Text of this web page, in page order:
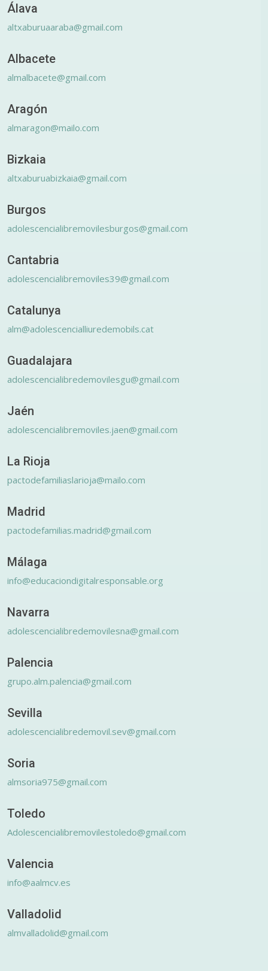
Álava
altxaburuaaraba@gmail.com
Albacete
almalbacete@gmail.com
Aragón
almaragon@mailo.com
Bizkaia
altxaburuabizkaia@gmail.com
Burgos
adolescencialibremovilesburgos@gmail.com
Cantabria
adolescencialibremoviles39@gmail.com
Catalunya
alm@adolescencialliuredemobils.cat
Guadalajara
adolescencialibredemovilesgu@gmail.com
Jaén
adolescencialibremoviles.jaen@gmail.com
La Rioja
pactodefamiliaslarioja@mailo.com
Madrid
pactodefamilias.madrid@gmail.com
Málaga
info@educaciondigitalresponsable.org
Navarra
adolescencialibredemovilesna@gmail.com
Palencia
grupo.alm.palencia@gmail.com
Sevilla
adolescencialibredemovil.sev@gmail.com
Soria
almsoria975@gmail.com
Toledo
Adolescencialibremovilestoledo@gmail.com
Valencia
info@aalmcv.es
Valladolid
almvalladolid@gmail.com